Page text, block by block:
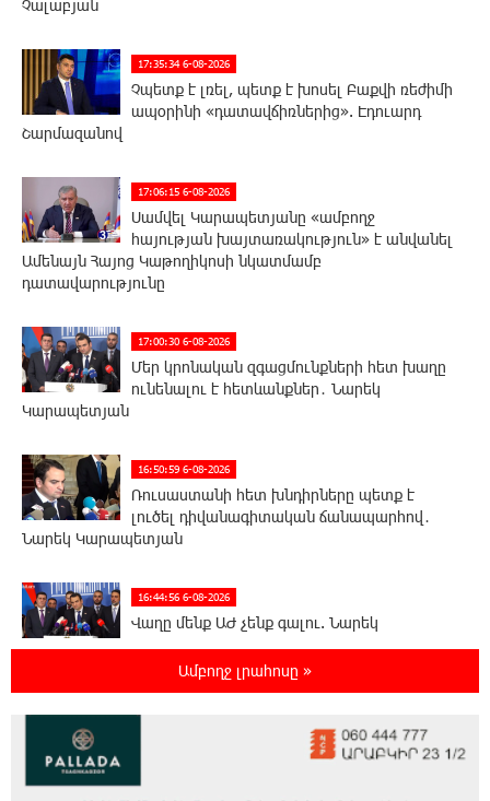
Չալաբյան
17:35:34 6-08-2026
Չպետք է լռել, պետք է խոսել Բաքվի ռեժիմի
ապօրինի «դատավճիռներից». Էդուարդ
Շարմազանով
17:06:15 6-08-2026
Սամվել Կարապետյանը «ամբողջ
հայության խայտառակություն» է անվանել
Ամենայն Հայոց Կաթողիկոսի նկատմամբ
դատավարությունը
17:00:30 6-08-2026
Մեր կրոնական զգացմունքների հետ խաղը
ունենալու է հետևանքներ․ Նարեկ
Կարապետյան
16:50:59 6-08-2026
Ռուսաստանի հետ խնդիրները պետք է
լուծել դիվանագիտական ճանապարհով․
Նարեկ Կարապետյան
16:44:56 6-08-2026
Վաղը մենք ԱԺ չենք գալու. Նարեկ
ՈւՂԻՂ. Նարեկ Կարապետյանը հանդես է
գալիս հայտարարությամբ
Ամբողջ լրահոսը »